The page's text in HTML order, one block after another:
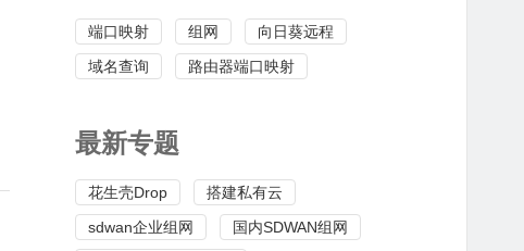
端口映射 组网
向日葵远程
域名查询
路由器端口映射
最新专题
花生壳Drop
搭建私有云
sdwan企业组网
国内SDWAN组网